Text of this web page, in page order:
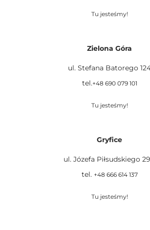
Tu jesteśmy!
Zielona Góra
ul. Stefana Batorego
tel.+48 690 079 101
Tu jesteśmy!
Gryfice
ul. Józefa Piłsudskiego
tel. +48 666 614 137
Tu jesteśmy!